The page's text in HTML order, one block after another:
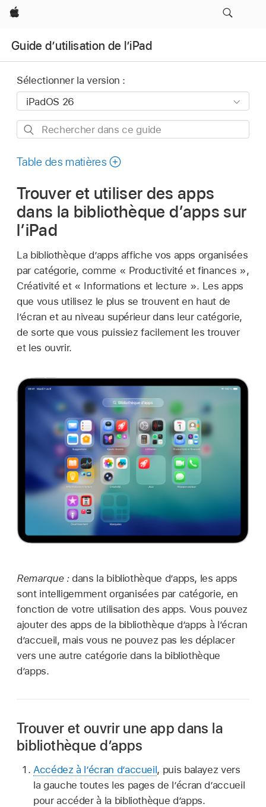
Apple
Guide d’utilisation de l’iPad
Sélectionner la version :
Rechercher
ce
Table des matières
Trouver et utiliser des apps
dans la bibliothèque d’apps sur
l’iPad
La bibliothèque d’apps affiche vos apps organisées
par catégorie, comme « Productivité et finances »,
Créativité et « Informations et lecture ». Les apps
que vous utilisez le plus se trouvent en haut de
l’écran et au niveau supérieur dans leur catégorie,
de sorte que vous puissiez facilement les trouver
et les ouvrir.
Remarque : dans la bibliothèque d’apps, les apps
sont intelligemment organisées par catégorie, en
fonction de votre utilisation des apps. Vous pouvez
ajouter des apps de la bibliothèque d’apps à l’écran
d’accueil, mais vous ne pouvez pas les déplacer
vers une autre catégorie dans la bibliothèque
d’apps.
Trouver et ouvrir une app dans la
bibliothèque d’apps
Accédez à l’écran d’accueil, puis balayez vers
la gauche toutes les pages de l’écran d’accueil
pour accéder à la bibliothèque d’apps.